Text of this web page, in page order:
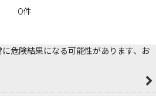
0件
危険結果になる可能性があります、お